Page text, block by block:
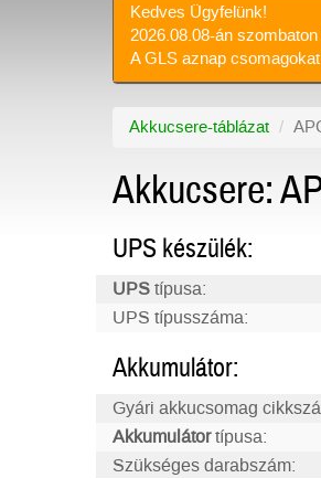
Kedves Ügyfelünk!
2026.08.08-án
A GLS aznap
Akkucsere-táblázat
Akkucsere:
UPS készülék:
UPS típusa:
UPS típusszáma:
Akkumulátor:
Gyári akkucsomag
Akkumulátortípusa:
Szükséges darabszám: